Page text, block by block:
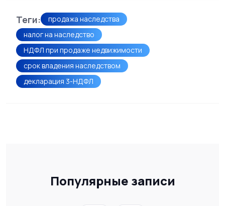
Теги:
продажа наследства
налог на наследство
НДФЛ при продаже недвижимости
срок владения наследством
декларация 3-НДФЛ
Популярные записи